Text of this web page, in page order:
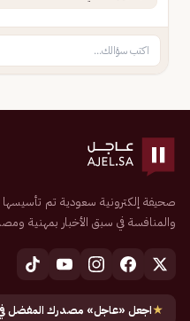
والمنافسة في سبق الأخبار بمهنية
★اجعل «عاجل» مصدرك المفضل